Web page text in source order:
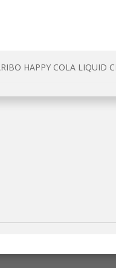
HAPPY COLA LIQUID